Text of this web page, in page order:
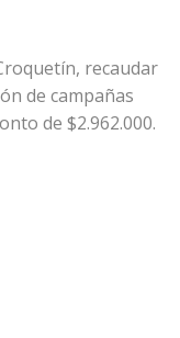
recaudar
de campañas
de $2.962.000.